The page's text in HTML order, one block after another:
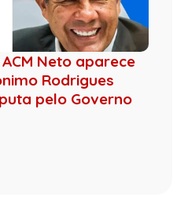
Neto aparece
Rodrigues
pelo Governo